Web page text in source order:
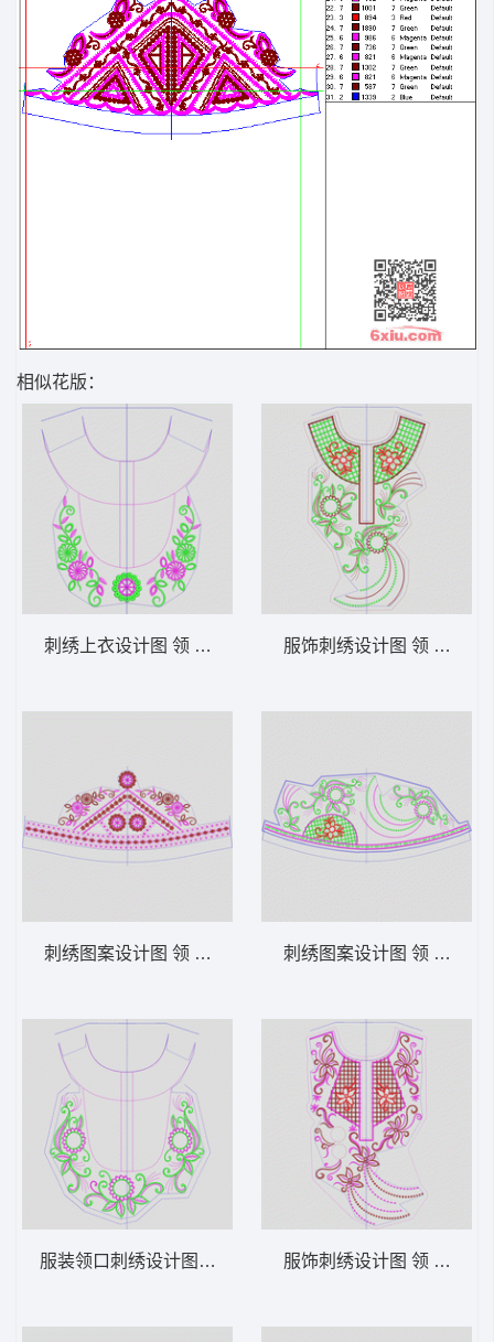
相似花版：
刺绣上衣设计图 领 衣边下摆 中东阿拉伯 泰
刺绣图案设计图 领 衣边下摆 中东阿拉伯 泰
服装领口刺绣设计图 领 衣边下摆 中东阿拉
服饰刺绣设计图 领 衣边下
刺绣图案设计图 领 衣边下
服饰刺绣设计图 领 衣边下